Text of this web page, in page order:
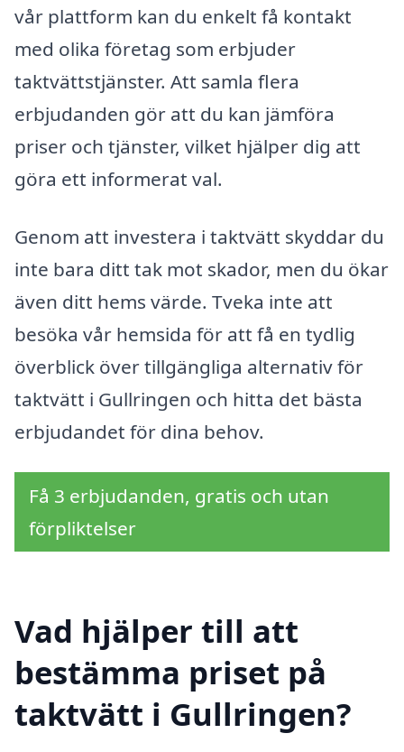
vår plattform kan du enkelt få kontakt
med olika företag som erbjuder
taktvättstjänster. Att samla flera
erbjudanden gör att du kan jämföra
priser och tjänster, vilket hjälper dig att
göra ett informerat val.
Genom att investera i taktvätt skyddar du
inte bara ditt tak mot skador, men du ökar
även ditt hems värde. Tveka inte att
besöka vår hemsida för att få en tydlig
överblick över tillgängliga alternativ för
taktvätt i Gullringen och hitta det bästa
erbjudandet för dina behov.
Få 3 erbjudanden, gratis och utan
förpliktelser
Vad hjälper till att
bestämma priset på
taktvätt i Gullringen?